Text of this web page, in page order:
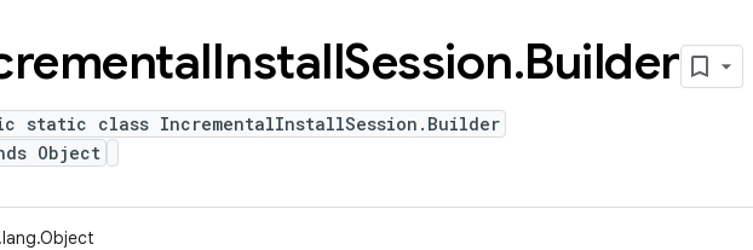
InstallSession.Builder
static class IncrementalInstallSession.Builder
Object